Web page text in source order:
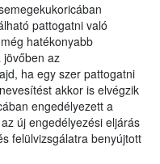
pattogatni való
hatékonyabb
az
ha egy szer pattogatni
akkor is elvégzik
engedélyezett a
új engedélyezési eljárás
felülvizsgálatra benyújtott